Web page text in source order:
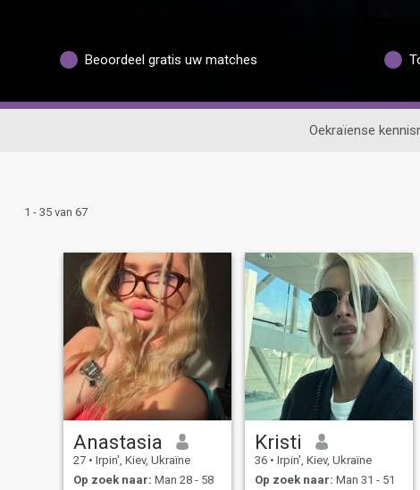
Beoordeel gratis uw matches
Oekraïense
1 - 35 van 67
Anastasia
27 • Irpin', Kiev, Ukraïne
Op zoek naar: Man 28 - 58
Kristi
36 • Irpin', Kiev, Ukraïne
Op zoek naar: Man 31 - 51